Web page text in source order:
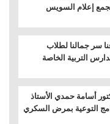
إعلام السويس
سر جمالنا لطلاب
التربية الخاصة
أسامة حمدي الأستاذ
التوعية بمرض السكري